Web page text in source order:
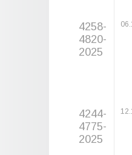
4258-
4820-
2025
4244-
4775-
2025